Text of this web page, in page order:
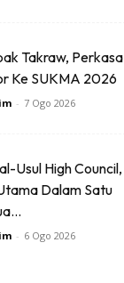
Takraw, Perkasa
Ke SUKMA 2026
- 7 Ogo 2026
Usul High Council,
Dalam Satu
- 6 Ogo 2026